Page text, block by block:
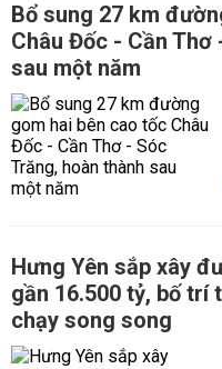
Bổ sung 27 km
Châu Đốc - Cần Thơ
sau một năm
Hưng Yên sắp xây
gần 16.500 tỷ, bố
chạy song song